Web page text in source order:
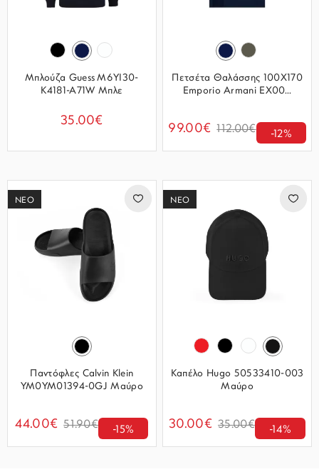
Μπλούζα Guess M6YI30-
K4181-A71W Μπλε
35.00€
Πετσέτα Θαλάσσης 100Χ170
Emporio Armani EX00...
99.00€ 112.00€ -12%
ΝΕΟ
Παντόφλες Calvin Klein
YM0YM01394-0GJ Μαύρο
44.00€ 51.90€ -15%
ΝΕΟ
Καπέλο Hugo 50533410-003
Μαύρο
30.00€ 35.00€ -14%